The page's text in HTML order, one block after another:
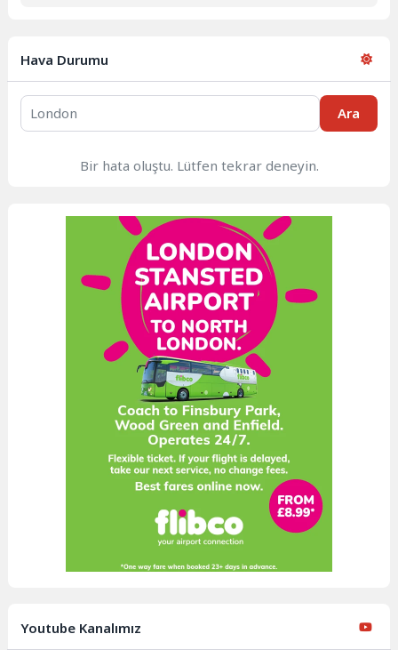
Hava Durumu
Ara
Bir hata oluştu. Lütfen tekrar deneyin.
Youtube Kanalımız